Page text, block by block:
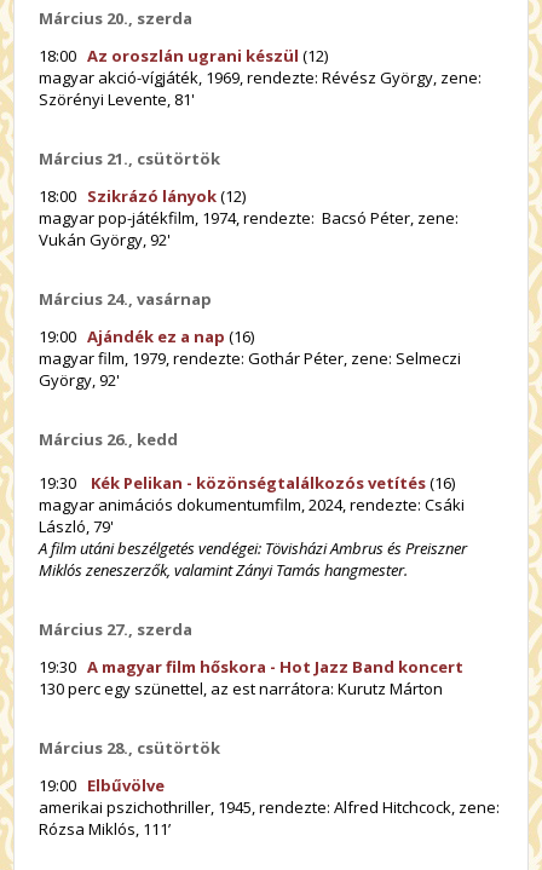
Március 20., szerda
18:00Az oroszlán ugrani készül (12)
magyar akció-vígjáték, 1969, rendezte: Révész György, zene:
Szörényi Levente, 81'
Március 21., csütörtök
18:00 Szikrázó lányok(12)
magyar pop-játékfilm, 1974, rendezte: Bacsó Péter, zene:
Vukán György, 92'
Március 24., vasárnap
19:00Ajándék ez a nap (16)
magyar film, 1979, rendezte: Gothár Péter, zene: Selmeczi
György, 92'
Március 26., kedd
19:30 Kék Pelikan - közönségtalálkozós vetítés(16)
magyar animációs dokumentumfilm, 2024, rendezte: Csáki
László, 79'
A film utáni beszélgetés vendégei: Tövisházi Ambrus és Preiszner
Miklós zeneszerzők, valamint Zányi Tamás hangmester.
Március 27., szerda
19:30A magyar film hőskora - Hot Jazz Band koncert
130 perc egy szünettel, az est narrátora: Kurutz Márton
Március 28., csütörtök
19:00 Elbűvölve
amerikai pszichothriller, 1945, rendezte: Alfred Hitchcock, zene:
Rózsa Miklós, 111’